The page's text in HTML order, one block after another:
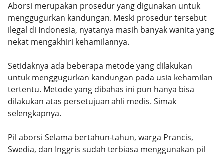
Aborsi merupakan prosedur yang digunakan untuk
menggugurkan kandungan. Meski prosedur tersebut
ilegal di Indonesia, nyatanya masih banyak wanita yang
nekat mengakhiri kehamilannya.
Setidaknya ada beberapa metode yang dilakukan
untuk menggugurkan kandungan pada usia kehamilan
tertentu. Metode yang dibahas ini pun hanya bisa
dilakukan atas persetujuan ahli medis. Simak
selengkapnya.
Pil aborsi Selama bertahun-tahun, warga Prancis,
Swedia, dan Inggris sudah terbiasa menggunakan pil